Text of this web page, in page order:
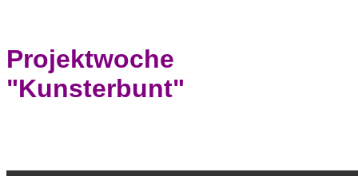
Projektwoche
"Kunsterbunt"